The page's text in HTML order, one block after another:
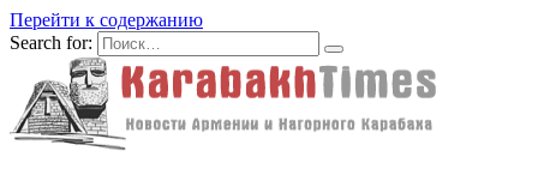
Перейти к содержанию
Search for: